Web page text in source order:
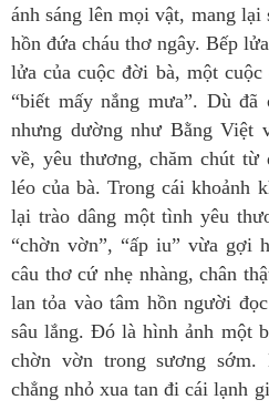
ánh sáng lên mọi vật, mang
hồn đứa cháu thơ ngây. Bếp
lửa của cuộc đời bà, một
“biết mấy nắng mưa”. Dù
nhưng dường như Bằng Việt
về, yêu thương, chăm chút từ
léo của bà. Trong cái khoảnh
lại trào dâng một tình yêu
“chờn vờn”, “ấp iu” vừa gợi
câu thơ cứ nhẹ nhàng, chân
lan tỏa vào tâm hồn người
sâu lắng. Đó là hình ảnh một
chờn vờn trong sương sớm.
chẳng nhỏ xua tan đi cái lạnh